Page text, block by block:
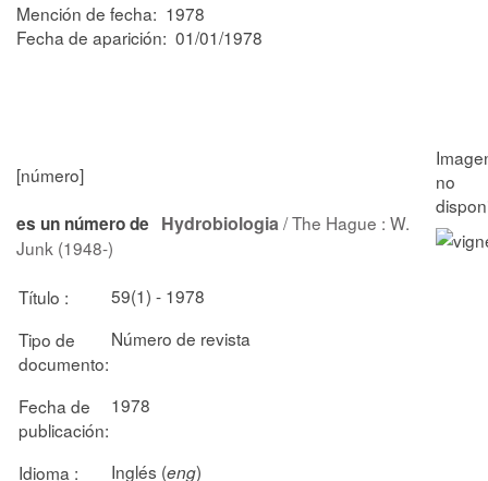
Mención de fecha: 1978
Fecha de aparición: 01/01/1978
[número]
es un número de Hydrobiologia / The Hague : W.
Junk (1948-)
Título :
59(1) - 1978
Tipo de
documento:
Número de revista
Fecha de
publicación:
1978
Idioma : Inglés (eng)